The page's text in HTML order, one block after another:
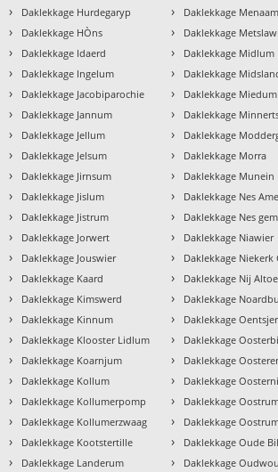
› Daklekkage Hurdegaryp
› Daklekkage HÒns
› Daklekkage Idaerd
› Daklekkage Ingelum
› Daklekkage Jacobiparochie
› Daklekkage Jannum
› Daklekkage Jellum
› Daklekkage Jelsum
› Daklekkage Jirnsum
› Daklekkage Jislum
› Daklekkage Jistrum
› Daklekkage Jorwert
› Daklekkage Jouswier
› Daklekkage Kaard
› Daklekkage Kimswerd
› Daklekkage Kinnum
› Daklekkage Klooster Lidlum
› Daklekkage Koarnjum
› Daklekkage Kollum
› Daklekkage Kollumerpomp
› Daklekkage Kollumerzwaag
› Daklekkage Kootstertille
› Daklekkage Landerum
› Daklekkage Menaam
› Daklekkage
› Daklekkage Midlum
› Daklekkage
› Daklekkage Miedum
› Daklekkage
› Daklekkage
› Daklekkage Morra
› Daklekkage Munein
› Daklekkage Nes
› Daklekkage Nes
› Daklekkage Niawier
› Daklekkage Niekerk
› Daklekkage Nij
› Daklekkage
› Daklekkage
› Daklekkage
› Daklekkage
› Daklekkage
› Daklekkage
› Daklekkage
› Daklekkage Oude
› Daklekkage